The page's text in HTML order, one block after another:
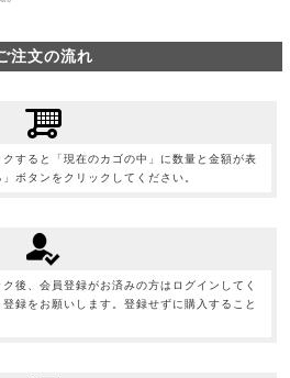
注文の流れ
クすると「現在のカゴの中」に数量と金額が表
ボタンをクリックしてください。
後、会員登録がお済みの方はログインしてく
録をお願いします。登録せずに購入すること